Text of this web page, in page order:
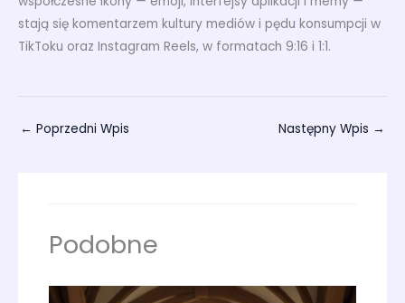
stają się komentarzem kultury mediów i pędu konsumpcji w
TikToku oraz Instagram Reels, w formatach 9:16 i 1:1.
← Poprzedni Wpis Następny Wpis →
Podobne